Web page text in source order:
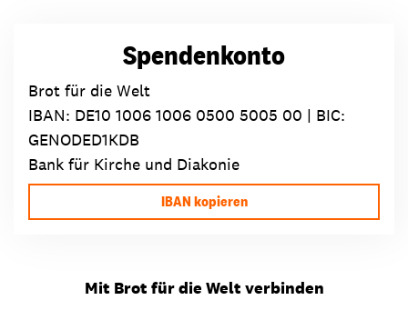
Spendenkonto
Brot für die Welt
IBAN: DE10 1006 1006 0500 5005 00 | BIC:
GENODED1KDB
Bank für Kirche und Diakonie
IBAN kopieren
Mit Brot für die Welt verbinden